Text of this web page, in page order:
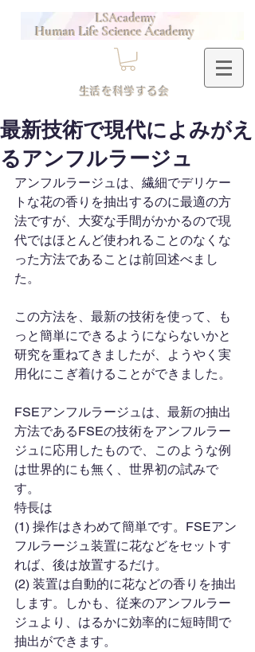
Human Life Science Academy
LSAcademy
​生活を科学する会
最新技術で現代によみがえ
るアンフルラージュ
アンフルラージュは、繊細でデリケー
トな花の香りを抽出するのに最適の方
法ですが、大変な手間がかかるので現
代ではほとんど使われることのなくな
った方法であることは前回述べまし
た。
この方法を、最新の技術を使って、も
っと簡単にできるようにならないかと
研究を重ねてきましたが、ようやく実
用化にこぎ着けることができました。
FSEアンフルラージュは、最新の抽出
方法であるFSEの技術をアンフルラー
ジュに応用したもので、このような例
は世界的にも無く、世界初の試みで
す。
特長は
(1) 操作はきわめて簡単です。FSEアン
フルラージュ装置に花などをセットす
れば、後は放置するだけ。
(2) 装置は自動的に花などの香りを抽出
します。しかも、従来のアンフルラー
ジュより、はるかに効率的に短時間で
抽出ができます。